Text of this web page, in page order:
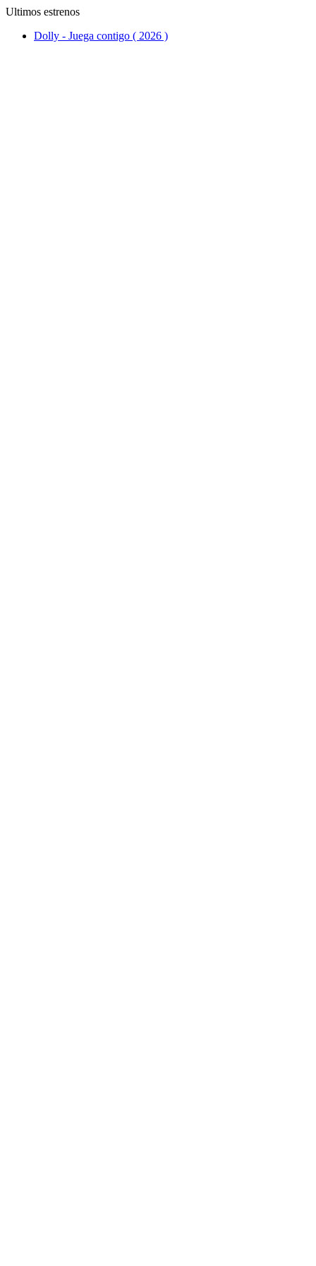
Ultimos estrenos
Dolly - Juega contigo ( 2026 )